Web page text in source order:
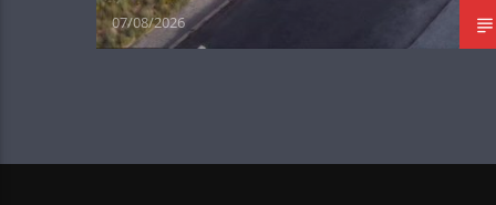
07/08/2026